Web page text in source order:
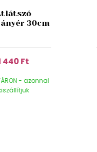
30cm
440 Ft
- azonnal